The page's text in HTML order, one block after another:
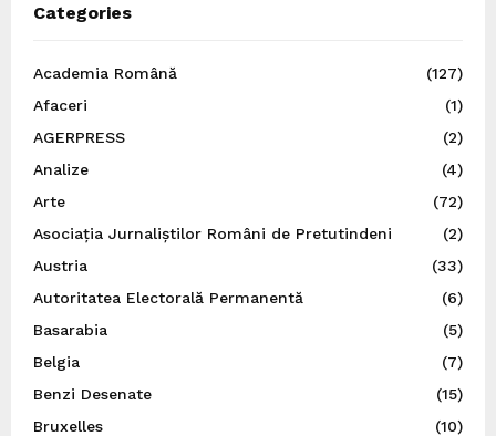
Categories
Academia Română
(127)
Afaceri
(1)
AGERPRESS
(2)
Analize
(4)
Arte
(72)
Asociația Jurnaliștilor Români de Pretutindeni
(2)
Austria
(33)
Autoritatea Electorală Permanentă
(6)
Basarabia
(5)
Belgia
(7)
Benzi Desenate
(15)
Bruxelles
(10)